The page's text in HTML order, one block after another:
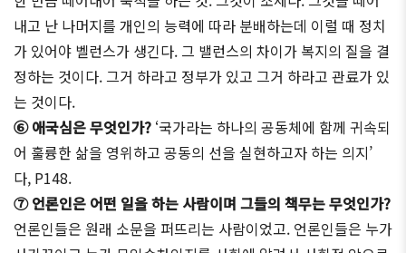
내고 난 나머지를 개인의 능력에 따라 분배하는데 이럴 때 정치
가 있어야 벨런스가 생긴다. 그 밸런스의 차이가 복지의 질을 결
정하는 것이다. 그거 하라고 정부가 있고 그거 하라고 관료가 있
는 것이다.
⑥ 애국심은 무엇인가? ‘국가라는 하나의 공동체에 함께 귀속되
어 훌륭한 삶을 영위하고 공동의 선을 실현하고자 하는 의지’
다, P148.
⑦ 언론인은 어떤 일을 하는 사람이며 그들의 책무는 무엇인가?
언론인들은 원래 소문을 퍼뜨리는 사람이었고. 언론인들은 누가